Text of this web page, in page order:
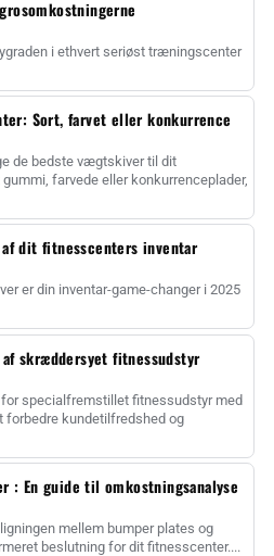
i ethvert seriøst træningscenter
Sort, farvet eller konkurrence
de bedste vægtskiver til dit
farvede eller konkurrenceplader,
dit fitnesscenters inventar
er din inventar-game-changer i 2025
skræddersyet fitnessudstyr
specialfremstillet fitnessudstyr med
forbedre kundetilfredshed og
: En guide til omkostningsanalyse
mellem bumper plates og
beslutning for dit fitnesscenter....